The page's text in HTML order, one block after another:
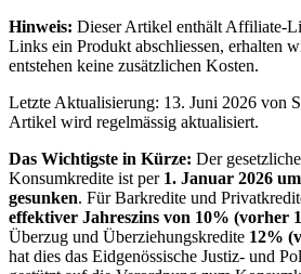
Hinweis: Dieser Artikel enthält Affiliate-
Links ein Produkt abschliessen, erhalten
entstehen keine zusätzlichen Kosten.
Letzte Aktualisierung: 13. Juni 2026 von
Artikel wird regelmässig aktualisiert.
Das Wichtigste in Kürze: Der
Konsumkredite ist per 1. Januar 2026
gesunken. Für Barkredite und
effektiver Jahreszins von 10% (vorher
Überzug und Überziehungskredite 12%
hat dies das Eidgenössische Justiz- und